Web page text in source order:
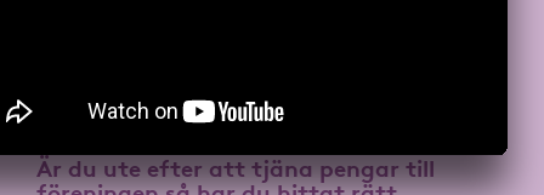
Är du ute efter atttjäna pengar till